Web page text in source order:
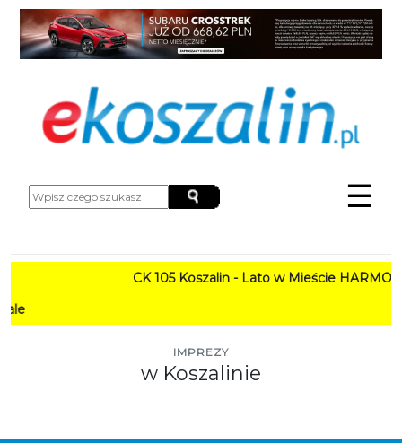
☰
CK 105 Koszalin - Lato w Mieście HARMONOGRAM
IMPREZY
w Koszalinie